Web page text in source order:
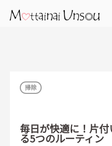
掃除
毎日が快適に！片
る5つのルーティン